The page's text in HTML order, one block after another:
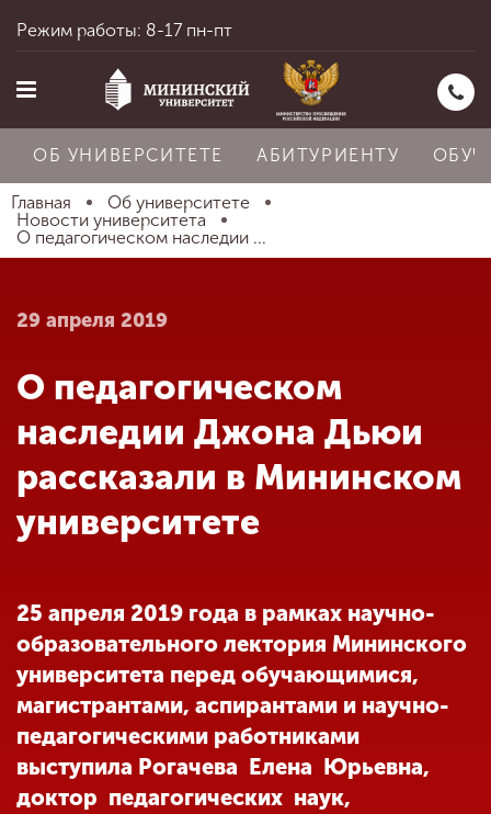
Главная
Абитуриенту
Обучение
Международная
деятельность
Другие виды
деятельности
Режим работы: 8-17 пн-пт
ОБ УНИВЕРСИТЕТЕ АБИТУРИЕНТУ
Главная
Об университете
Новости университета
О педагогическом наследии ...
29 апреля 2019
О педагогическом
наследии Джона Дьюи
рассказали в Мининском
университете
25 апреля 2019 года в рамках научно-
образовательного лектория Мининского
университета перед обучающимися,
магистрантами, аспирантами и научно-
педагогическими работниками
выступила Рогачева Елена Юрьевна,
доктор педагогических наук,